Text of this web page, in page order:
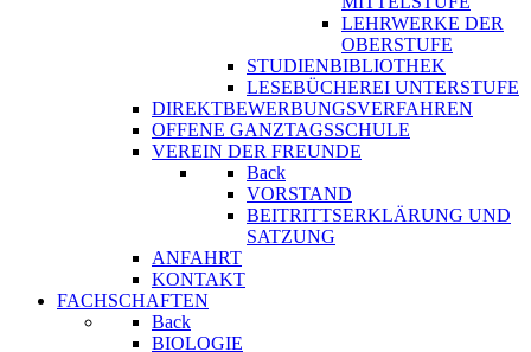
LEHRWERKE DER
OBERSTUFE
STUDIENBIBLIOTHEK
LESEBÜCHEREI UNTERSTUFE
DIREKTBEWERBUNGSVERFAHREN
OFFENE GANZTAGSSCHULE
VEREIN DER FREUNDE
Back
VORSTAND
BEITRITTSERKLÄRUNG UND
SATZUNG
ANFAHRT
KONTAKT
FACHSCHAFTEN
Back
BIOLOGIE